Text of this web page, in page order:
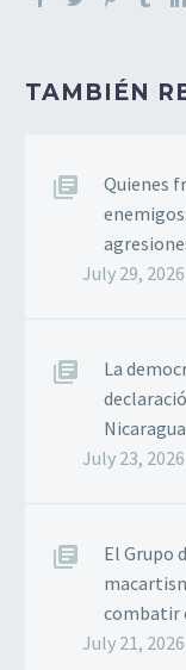
TAMBIÉN
Quienes
July 29, 2026
La
Nicaragua
July 23, 2026
El Grupo
combatir
July 21, 2026